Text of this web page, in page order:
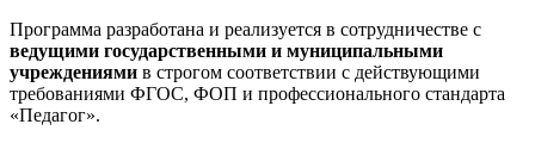
Программа разработана и реализуется в сотрудничестве с
ведущими государственными и муниципальными
учреждениями в строгом соответствии с действующими
требованиями ФГОС, ФОП и профессионального стандарта
«Педагог».